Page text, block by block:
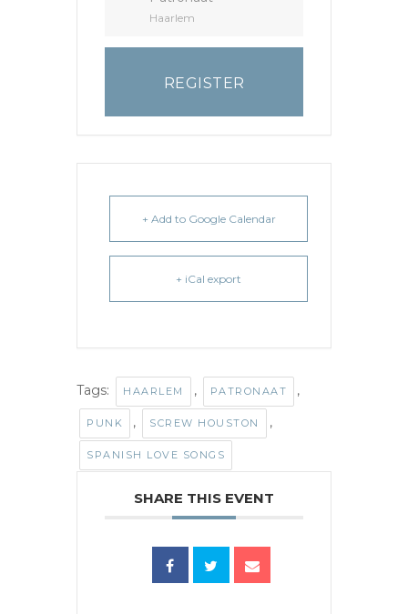
Haarlem
REGISTER
+ Add to Google Calendar
+ iCal export
Tags: HAARLEM , PATRONAAT ,
PUNK , SCREW HOUSTON ,
SPANISH LOVE SONGS
SHARE THIS EVENT